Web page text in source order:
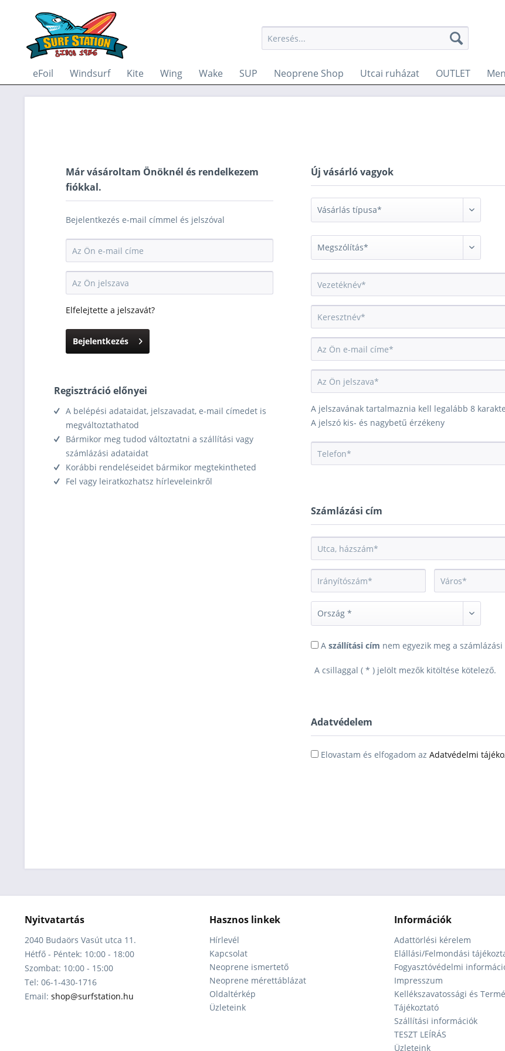
eFoil Windsurf Kite Wing Wake SUP Neoprene Shop Utcai ruházat OUTLET
Új vásárló vagyok
A jelszavának tartalmaznia kell legalább 8
A jelszó kis- és nagybetű érzékeny
Számlázási cím
A szállítási cím nem egyezik meg a
A csillaggal ( * ) jelölt mezők kitöltése kötelező.
Adatvédelem
Elovastam és elfogadom az Adatvédelmi
Már vásároltam Önöknél és rendelkezem
fiókkal.
Bejelentkezés e-mail címmel és jelszóval
Elfelejtette a jelszavát?
Bejelentkezés
Regisztráció előnyei
A belépési adataidat, jelszavadat, e-mail címedet is
megváltoztathatod
Bármikor meg tudod változtatni a szállítási vagy
számlázási adataidat
Korábbi rendeléseidet bármikor megtekintheted
Fel vagy leiratkozhatsz hírleveleinkről
Nyitvatartás
2040 Budaörs Vasút utca 11.
Hétfő - Péntek: 10:00 - 18:00
Szombat: 10:00 - 15:00
Tel: 06-1-430-1716
Email: shop@surfstation.hu
Hasznos linkek
Hírlevél
Kapcsolat
Neoprene ismertető
Neoprene mérettáblázat
Oldaltérkép
Üzleteink
Információk
Adattörlési kérelem
Elállási/Felmondási
Fogyasztóvédelmi
Impresszum
Kellékszavatossági és
Tájékoztató
Szállítási információk
TESZT LEÍRÁS
Üzleteink